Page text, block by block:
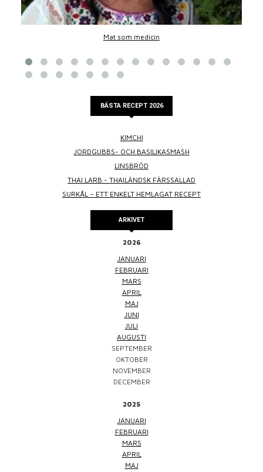
Mat som medicin
BÄSTA RECEPT 2026
KIMCHI
JORDGUBBS- OCH BASILIKASMASH
LINSBRÖD
THAI LARB - THAILÄNDSK FÄRSSALLAD
SURKÅL – ETT ENKELT HEMLAGAT RECEPT
ARKIVET
2026
JANUARI
FEBRUARI
MARS
APRIL
MAJ
JUNI
JULI
AUGUSTI
SEPTEMBER
OKTOBER
NOVEMBER
DECEMBER
2025
JANUARI
FEBRUARI
MARS
APRIL
MAJ